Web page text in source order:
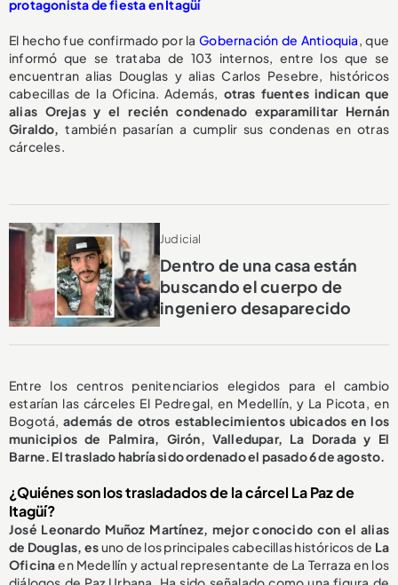
protagonista de fiesta en Itagüí
El hecho fue confirmado por laGobernación de Antioquia, que
informó que se trataba de 103 internos, entre los que se
encuentran alias Douglas y alias Carlos Pesebre, históricos
cabecillas de la Oficina. Además, otras fuentes indican que
alias Orejas y el recién condenado exparamilitar Hernán
Giraldo,también pasarían a cumplir sus condenas en otras
cárceles.
Judicial
Dentro de una casa están
buscando el cuerpo de
ingeniero desaparecido
Entre los centros penitenciarios elegidos para el cambio
estarían las cárceles El Pedregal, en Medellín, y La Picota, en
Bogotá,además de otros establecimientos ubicados en los
municipios de Palmira, Girón, Valledupar, La Dorada y El
Barne. El traslado habría sido ordenado el pasado 6 de agosto.
¿Quiénes son los trasladados de la cárcel La Paz de
Itagüí?
José Leonardo Muñoz Martínez, mejor conocido con el alias
de Douglas, esuno de los principales cabecillas históricos de La
Oficinaen Medellín y actual representante de La Terraza en los